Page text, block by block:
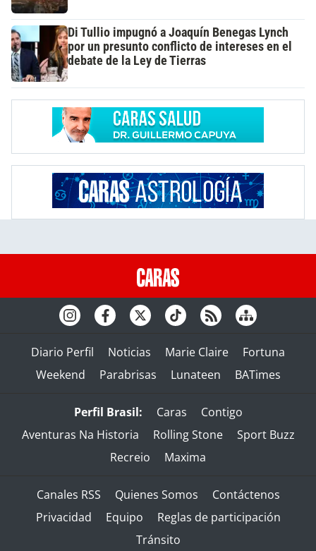
Di Tullio impugnó a Joaquín Benegas Lynch
por un presunto conflicto de intereses en el
debate de la Ley de Tierras
Diario Perfil Noticias Marie Claire
Fortuna
Weekend
Parabrisas Lunateen BATimes
Perfil Brasil: Caras
Contigo
Aventuras Na Historia
Rolling Stone
Sport Buzz
Recreio
Maxima
Canales RSS Quienes Somos
Contáctenos
Privacidad
Equipo
Reglas de participación
Tránsito